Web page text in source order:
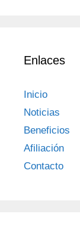
Enlaces
Inicio
Noticias
Beneficios
Afiliación
Contacto